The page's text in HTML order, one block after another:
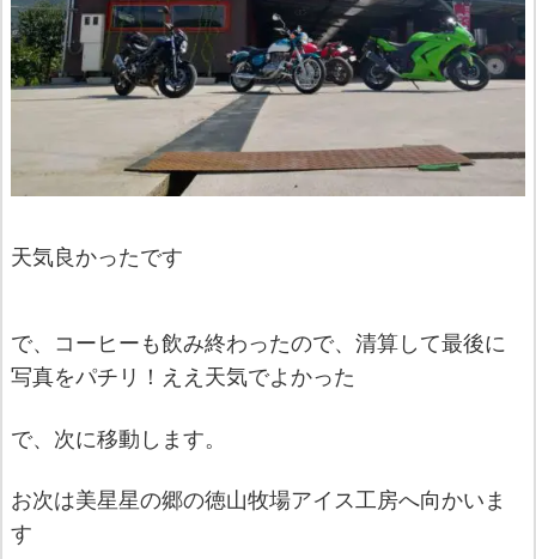
天気良かったです
で、コーヒーも飲み終わったので、清算して最後に
写真をパチリ！ええ天気でよかった
で、次に移動します。
お次は美星星の郷の徳山牧場アイス工房へ向かいま
す